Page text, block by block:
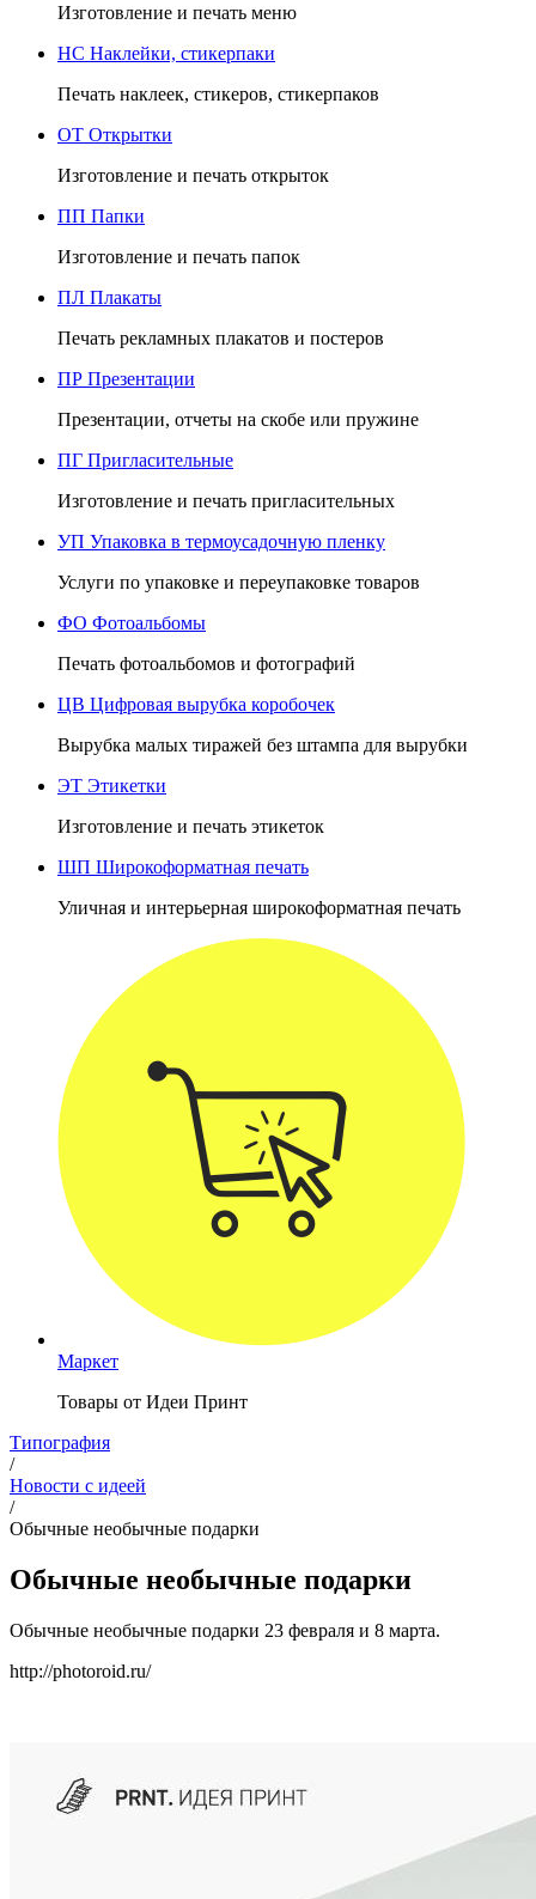
Изготовление и печать меню
НС Наклейки, стикерпаки
Печать наклеек, стикеров, стикерпаков
ОТ Открытки
Изготовление и печать открыток
ПП Папки
Изготовление и печать папок
ПЛ Плакаты
Печать рекламных плакатов и постеров
ПР Презентации
Презентации, отчеты на скобе или пружине
ПГ Пригласительные
Изготовление и печать пригласительных
УП Упаковка в термоусадочную пленку
Услуги по упаковке и переупаковке товаров
ФО Фотоальбомы
Печать фотоальбомов и фотографий
ЦВ Цифровая вырубка коробочек
Вырубка малых тиражей без штампа для вырубки
ЭТ Этикетки
Изготовление и печать этикеток
ШП Широкоформатная печать
Уличная и интерьерная широкоформатная печать
Маркет
Товары от Идеи Принт
Типография
/
Новости с идеей
/
Обычные необычные подарки
Обычные необычные подарки
Обычные необычные подарки ‪‎23 февраля‬ и ‪8 марта.‬
http://photoroid.ru/